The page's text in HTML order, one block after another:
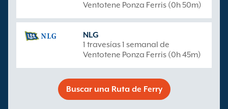
Ventotene Ponza Ferris (0h 50m)
NLG
1 travesías 1 semanal de
Ventotene Ponza Ferris (0h 45m)
Buscar una Ruta de Ferry